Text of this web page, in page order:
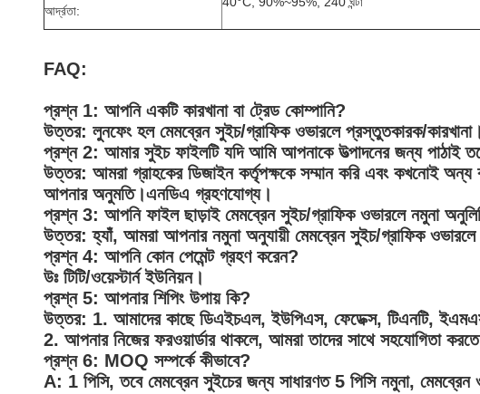
আর্দ্রতা:
FAQ:
প্রশ্ন 1: আপনি একটি কারখানা বা ট্রেড কোম্পানি?
উত্তর: লুনফেং হল মেমব্রেন সুইচ/গ্রাফিক ওভারলে প্রস্তুতকারক/
প্রশ্ন 2: আমার সুইচ ফাইলটি যদি আমি আপনাকে উত্পাদনের জন্য পাঠাই
উত্তর: আমরা গ্রাহকের ডিজাইন কর্তৃপক্ষকে সম্মান করি এবং কখনোই অন্য
আপনার অনুমতি।এনডিএ গ্রহণযোগ্য।
প্রশ্ন 3: আপনি ফাইল ছাড়াই মেমব্রেন সুইচ/গ্রাফিক ওভারলে নমুনা
উত্তর: হ্যাঁ, আমরা আপনার নমুনা অনুযায়ী মেমব্রেন সুইচ/গ্রাফিক
প্রশ্ন 4: আপনি কোন পেমেন্ট গ্রহণ করেন?
উঃ টিটি/ওয়েস্টার্ন ইউনিয়ন।
প্রশ্ন 5: আপনার শিপিং উপায় কি?
উত্তর: 1. আমাদের কাছে ডিএইচএল, ইউপিএস, ফেডেক্স, টিএনটি, ইএমএস
2. আপনার নিজের ফরওয়ার্ডার থাকলে, আমরা তাদের সাথে সহযোগিতা করতে
প্রশ্ন 6: MOQ সম্পর্কে কীভাবে?
A: 1 পিসি, তবে মেমব্রেন সুইচের জন্য সাধারণত 5 পিসি নমুনা,